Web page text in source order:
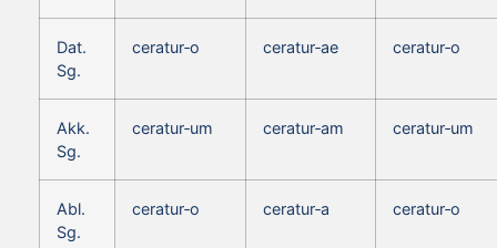
Dat.
Sg.
ceratur‑o ceratur‑ae ceratur‑o
Akk.
Sg.
ceratur‑um ceratur‑am ceratur‑um
Abl.
Sg.
ceratur‑o ceratur‑a ceratur‑o